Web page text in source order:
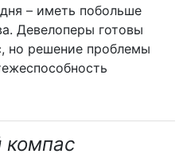
– иметь побольше
Девелоперы готовы
но решение проблемы
компас